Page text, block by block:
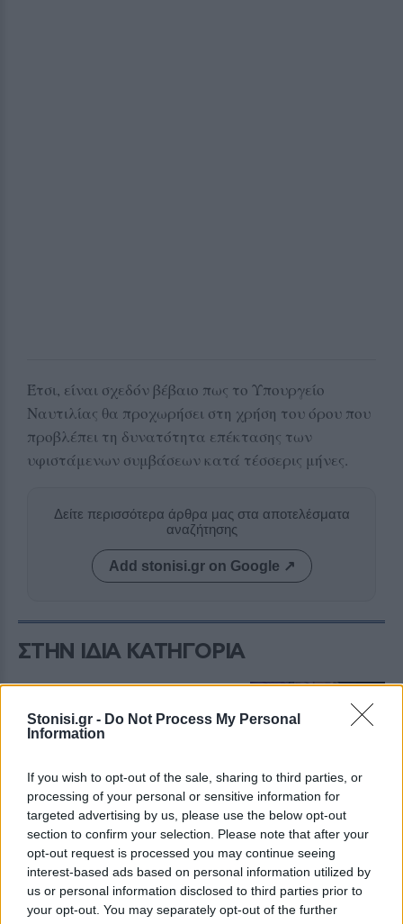
Stonisi.gr - Do Not Process My Personal
Information
If you wish to opt-out of the sale, sharing to third parties, or
processing of your personal or sensitive information for
targeted advertising by us, please use the below opt-out
section to confirm your selection. Please note that after your
opt-out request is processed you may continue seeing
interest-based ads based on personal information utilized by
us or personal information disclosed to third parties prior to
your opt-out. You may separately opt-out of the further
Έτσι, είναι σχεδόν βέβαιο πως το Υπουργείο
Ναυτιλίας θα προχωρήσει στη χρήση του όρου που
προβλέπει τη δυνατότητα επέκτασης των
υφιστάμενων συμβάσεων κατά τέσσερις μήνες.
Δείτε περισσότερα άρθρα μας στα αποτελέσματα
αναζήτησης
Add stonisi.gr on Google ↗
ΣΤΗΝ ΙΔΙΑ ΚΑΤΗΓΟΡΙΑ
της Μυτιλήνης στη Λευκή Νύχτα
Μουσική, προσφορές, δράσεις και
κέντρο της πόλης – Μεγάλη ήταν η
συμμετοχή κατοίκων και
επισκεπτών
ΕΛΛΑΔΑ
Βουτιά έκανε το πραγματικό
εισόδημα των ελληνικών
νοικοκυριών
Μείωση 3,6% το πρώτο τρίμηνο του